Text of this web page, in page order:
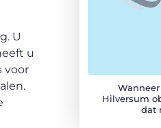
U
u
voor
Hilversum
dat